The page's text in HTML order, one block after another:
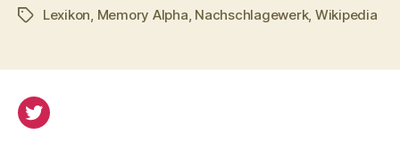
P
e
r
Schlagwörter
Lexikon, Memory Alpha, Nachschlagewerk, Wikipedia
Twitter